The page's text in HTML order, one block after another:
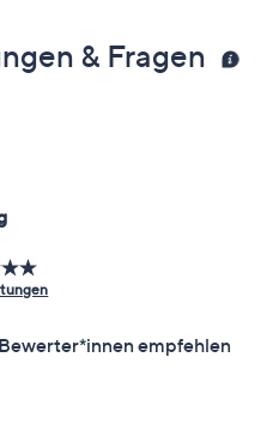
& Fragen